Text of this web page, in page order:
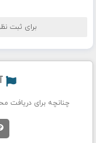
برای ثبت
چنانچه برای دریافت